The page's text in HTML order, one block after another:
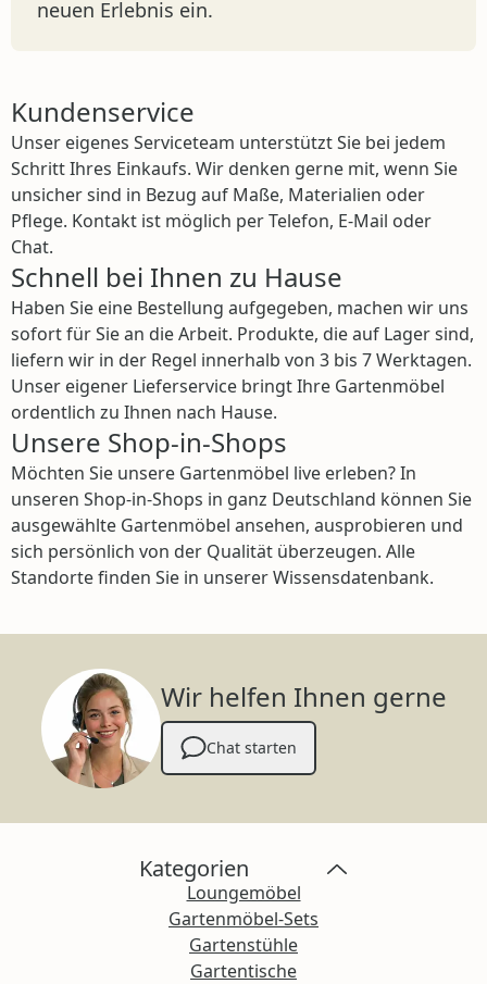
neuen Erlebnis ein.
Kundenservice
Unser eigenes Serviceteam unterstützt Sie bei jedem
Schritt Ihres Einkaufs. Wir denken gerne mit, wenn Sie
unsicher sind in Bezug auf Maße, Materialien oder
Pflege. Kontakt ist möglich per Telefon, E-Mail oder
Chat.
Schnell bei Ihnen zu Hause
Haben Sie eine Bestellung aufgegeben, machen wir uns
sofort für Sie an die Arbeit. Produkte, die auf Lager sind,
liefern wir in der Regel innerhalb von 3 bis 7 Werktagen.
Unser eigener Lieferservice bringt Ihre Gartenmöbel
ordentlich zu Ihnen nach Hause.
Unsere Shop-in-Shops
Möchten Sie unsere Gartenmöbel live erleben? In
unseren Shop-in-Shops in ganz Deutschland können Sie
ausgewählte Gartenmöbel ansehen, ausprobieren und
sich persönlich von der Qualität überzeugen. Alle
Standorte finden Sie in unserer Wissensdatenbank.
Wir helfen Ihnen gerne
Chat starten
Kategorien
Loungemöbel
Gartenmöbel-Sets
Gartenstühle
Gartentische